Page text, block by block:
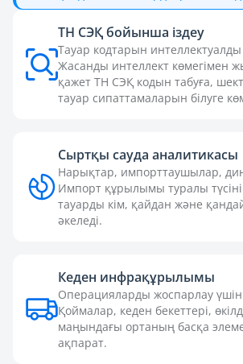
ТН СЭҚ бойынша іздеу
Тауар кодтарын
Жасанды интеллект көмегімен
қажет ТН СЭҚ кодын табуға,
тауар сипаттамаларын білуге
Сыртқы сауда аналитикасы
Нарықтар, импорттаушылар,
Импорт құрылымы туралы
тауарды кім, қайдан және
әкеледі.
Кеден инфрақұрылымы
Операцияларды жоспарлау
Қоймалар, кеден бекеттері,
маңындағы ортаның басқа
ақпарат.